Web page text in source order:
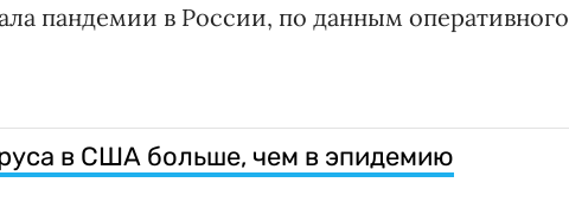
пандемии в России, по данным оперативного
в США больше, чем в эпидемию